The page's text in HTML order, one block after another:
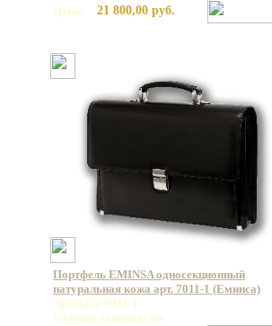
Цена:
21 800,00 руб.
Портфель EMINSA односекционный
натуральная кожа арт. 7011-1 (Еминса)
Артикул: 7011-1
Базовая единица: шт